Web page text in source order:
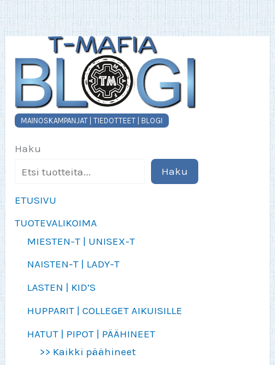
MAINOSKAMPANJAT | TIEDOTTEET | BLOGI
Haku
Haku
ETUSIVU
TUOTEVALIKOIMA
MIESTEN-T | UNISEX-T
NAISTEN-T | LADY-T
LASTEN | KID’S
HUPPARIT | COLLEGET AIKUISILLE
HATUT | PIPOT | PÄÄHINEET
>> Kaikki päähineet